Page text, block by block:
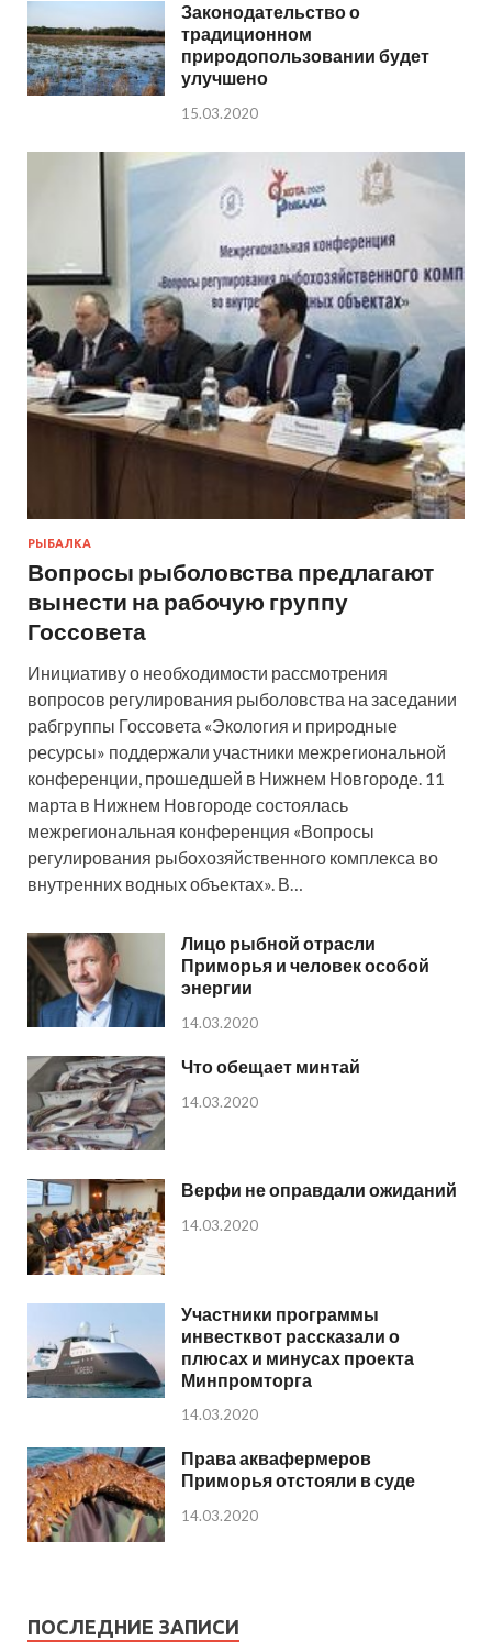
Законодательство о
традиционном
природопользовании будет
улучшено
15.03.2020
РЫБАЛКА
Вопросы рыболовства предлагают
вынести на рабочую группу
Госсовета
Инициативу о необходимости рассмотрения
вопросов регулирования рыболовства на заседании
рабгруппы Госсовета «Экология и природные
ресурсы» поддержали участники межрегиональной
конференции, прошедшей в Нижнем Новгороде. 11
марта в Нижнем Новгороде состоялась
межрегиональная конференция «Вопросы
регулирования рыбохозяйственного комплекса во
внутренних водных объектах». В…
Лицо рыбной отрасли
Приморья и человек особой
энергии
14.03.2020
Что обещает минтай
14.03.2020
Верфи не оправдали ожиданий
14.03.2020
Участники программы
инвестквот рассказали о
плюсах и минусах проекта
Минпромторга
14.03.2020
Права аквафермеров
Приморья отстояли в суде
14.03.2020
ПОСЛЕДНИЕ ЗАПИСИ